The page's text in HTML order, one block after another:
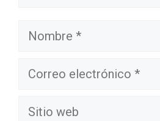
Nombre
Correo
Sitio